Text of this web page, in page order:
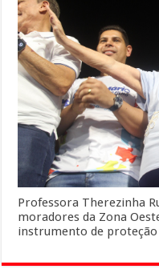
Professora Therezinha
moradores da Zona
instrumento de